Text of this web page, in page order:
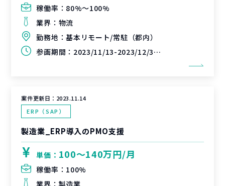
稼働率： 80%〜100%
業界： 物流
勤務地：基本リモート/常駐（都内）
参画期間： 2023/11/13-2023/12/31（延長可能性あり）
案件更新日： 2023.11.14
ERP（SAP）
製造業_ERP導入のPMO支援
単価： 100〜140万円/月
稼働率： 100%
業界： 製造業